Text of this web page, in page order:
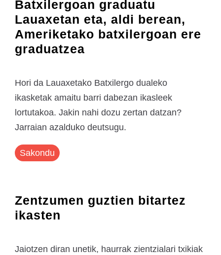
Batxilergoan graduatu
Lauaxetan eta, aldi berean,
Ameriketako batxilergoan ere
graduatzea
Hori da Lauaxetako Batxilergo dualeko
ikasketak amaitu barri dabezan ikasleek
lortutakoa. Jakin nahi dozu zertan datzan?
Jarraian azalduko deutsugu.
Sakondu
Zentzumen guztien bitartez
ikasten
Jaiotzen diran unetik, haurrak zientzialari txikiak